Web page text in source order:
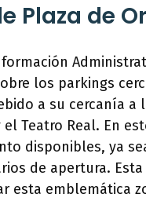
Plaza de
los parkings
a su cercanía
Teatro Real. En
disponibles, ya
de apertura.
esta emblemática